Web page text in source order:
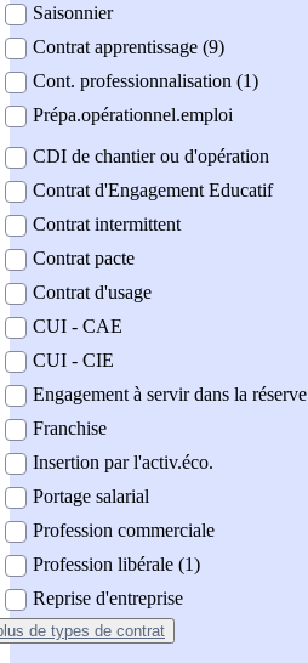
Saisonnier
Contrat apprentissage (9)
Cont. professionnalisation (1)
Prépa.opérationnel.emploi
CDI de chantier ou d'opération
Contrat d'Engagement Educatif
Contrat intermittent
Contrat pacte
Contrat d'usage
CUI - CAE
CUI - CIE
Engagement à servir dans la réserve
Franchise
Insertion par l'activ.éco.
Portage salarial
Profession commerciale
Profession libérale (1)
Reprise d'entreprise
de types de contrat